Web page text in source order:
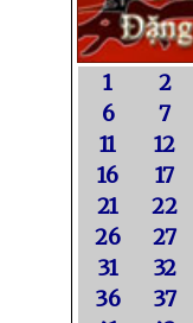
1 2
6
7
11
12
16
17
21
22
26
27
31
32
36
37